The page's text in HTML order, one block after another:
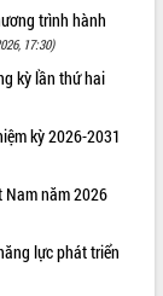
trình hành
17:30)
kỳ lần thứ hai
kỳ 2026-2031
năm 2026
lực phát triển